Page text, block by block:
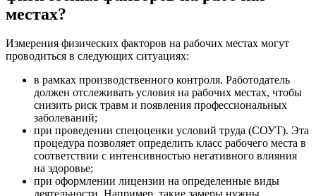
местах?
Измерения физических факторов на рабочих местах могут
проводиться в следующих ситуациях:
в рамках производственного контроля. Работодатель
должен отслеживать условия на рабочих местах, чтобы
снизить риск травм и появления профессиональных
заболеваний;
при проведении спецоценки условий труда (СОУТ). Эта
процедура позволяет определить класс рабочего места в
соответствии с интенсивностью негативного влияния
на здоровье;
при оформлении лицензии на определенные виды